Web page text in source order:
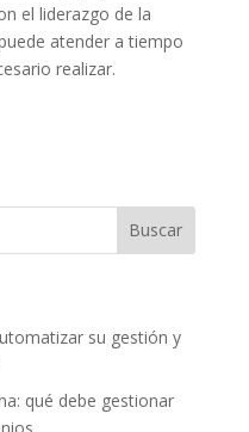
el liderazgo de la
atender a tiempo
realizar.
su gestión y
qué debe gestionar